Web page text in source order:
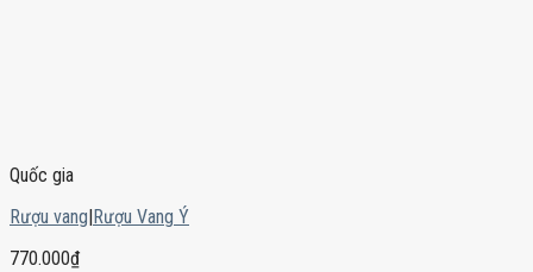
Quốc gia
Rượu vang|Rượu Vang Ý
770.000₫